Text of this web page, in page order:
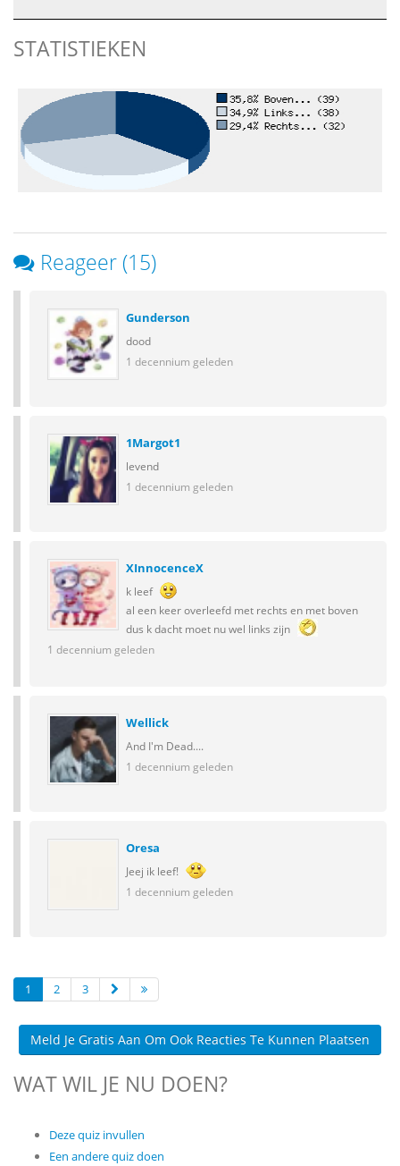
STATISTIEKEN
Reageer (15)
Gunderson
dood
1 decennium geleden
1Margot1
levend
1 decennium geleden
XInnocenceX
k leef
al een keer overleefd met rechts en met boven
dus k dacht moet nu wel links zijn
1 decennium geleden
Wellick
And I'm Dead....
1 decennium geleden
Oresa
Jeej ik leef!
1 decennium geleden
1 2 3
Meld Je Gratis Aan Om Ook Reacties Te Kunnen Plaatsen
WAT WIL JE NU DOEN?
Deze quiz invullen
Een andere quiz doen